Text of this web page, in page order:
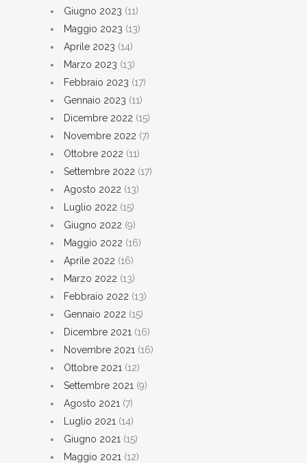
Giugno 2023 (11)
Maggio 2023 (13)
Aprile 2023 (14)
Marzo 2023 (13)
Febbraio 2023 (17)
Gennaio 2023 (11)
Dicembre 2022 (15)
Novembre 2022 (7)
Ottobre 2022 (11)
Settembre 2022 (17)
Agosto 2022 (13)
Luglio 2022 (15)
Giugno 2022 (9)
Maggio 2022 (16)
Aprile 2022 (16)
Marzo 2022 (13)
Febbraio 2022 (13)
Gennaio 2022 (15)
Dicembre 2021 (16)
Novembre 2021 (16)
Ottobre 2021 (12)
Settembre 2021 (9)
Agosto 2021 (7)
Luglio 2021 (14)
Giugno 2021 (15)
Maggio 2021 (12)